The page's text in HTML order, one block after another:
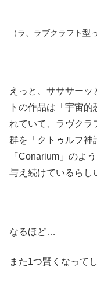
（ラ、ラブクラフト型
えっと、サササー
トの作品は「宇宙
れていて、ラヴクラ
群を「クトゥルフ神
「Conarium」のよ
与え続けているらし
なるほど…
また1つ賢くなって